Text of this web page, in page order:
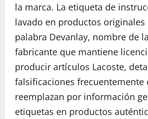
la marca. La etiqueta de
lavado en productos originales
palabra Devanlay, nombre de
fabricante que mantiene
producir artículos Lacoste,
falsificaciones frecuentemente
reemplazan por información
etiquetas en productos